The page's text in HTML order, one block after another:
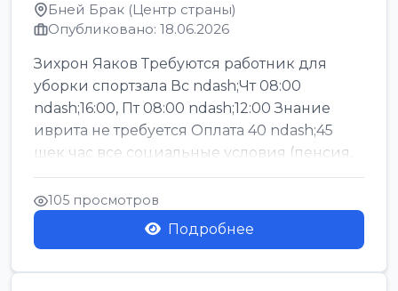
Бней Брак (Центр страны)
Опубликовано: 18.06.2026
Зихрон Яаков Требуются работник для
уборки спортзала Вс ndash;Чт 08:00
ndash;16:00, Пт 08:00 ndash;12:00 Знание
иврита не требуется Оплата 40 ndash;45
шек час все социальные условия (пенсия,
керен ишт...
105 просмотров
Подробнее